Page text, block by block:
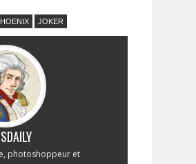
JOKER
photoshoppeur et